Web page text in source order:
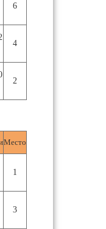
6
4
2
Место
1
3